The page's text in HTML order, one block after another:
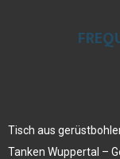
Tisch aus
Tanken Wuppertal –